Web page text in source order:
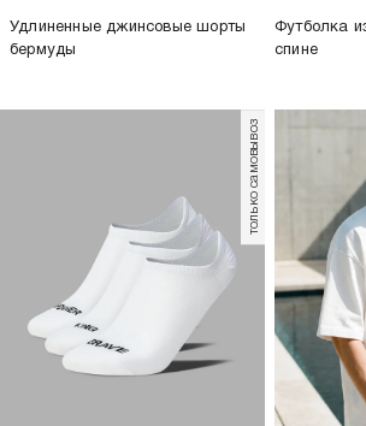
Удлиненные джинсовые шорты
бермуды
Футболка
спине
только самовывоз